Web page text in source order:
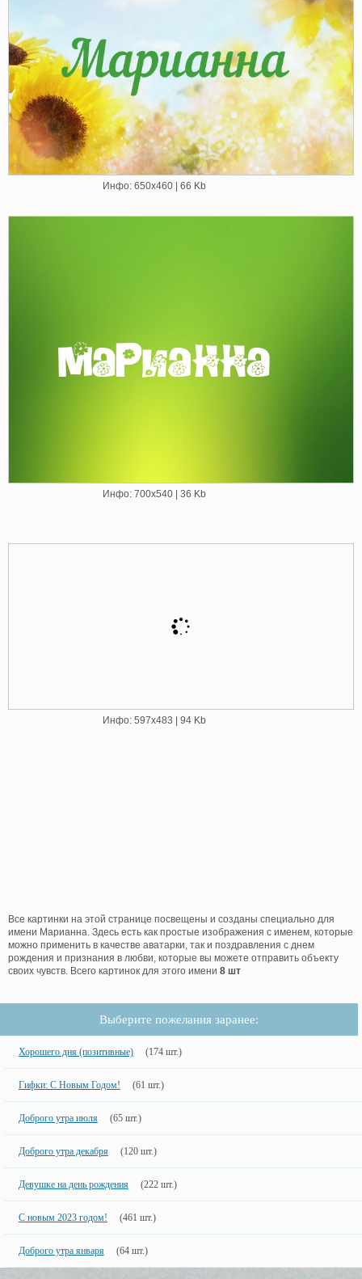
Инфо: 650х460 | 66 Kb
Инфо: 700х540 | 36 Kb
Инфо: 597х483 | 94 Kb
Все картинки на этой странице посвещены и созданы специально для
имени Марианна. Здесь есть как простые изображения с именем, которые
можно применить в качестве аватарки, так и поздравления с днем
рождения и признания в любви, которые вы можете отправить объекту
своих чувств. Всего картинок для этого имени 8 шт
Выберите пожелания заранее:
Хорошего дня (позитивные) (174 шт.)
Гифки: С Новым Годом! (61 шт.)
Доброго утра июля (65 шт.)
Доброго утра декабря (120 шт.)
Девушке на день рождения (222 шт.)
С новым 2023 годом! (461 шт.)
Доброго утра января (64 шт.)